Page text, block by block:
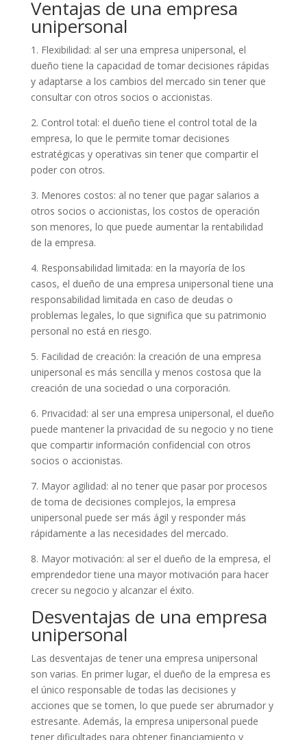
Ventajas de una empresa
unipersonal
1. Flexibilidad: al ser una empresa unipersonal, el
dueño tiene la capacidad de tomar decisiones rápidas
y adaptarse a los cambios del mercado sin tener que
consultar con otros socios o accionistas.
2. Control total: el dueño tiene el control total de la
empresa, lo que le permite tomar decisiones
estratégicas y operativas sin tener que compartir el
poder con otros.
3. Menores costos: al no tener que pagar salarios a
otros socios o accionistas, los costos de operación
son menores, lo que puede aumentar la rentabilidad
de la empresa.
4. Responsabilidad limitada: en la mayoría de los
casos, el dueño de una empresa unipersonal tiene una
responsabilidad limitada en caso de deudas o
problemas legales, lo que significa que su patrimonio
personal no está en riesgo.
5. Facilidad de creación: la creación de una empresa
unipersonal es más sencilla y menos costosa que la
creación de una sociedad o una corporación.
6. Privacidad: al ser una empresa unipersonal, el dueño
puede mantener la privacidad de su negocio y no tiene
que compartir información confidencial con otros
socios o accionistas.
7. Mayor agilidad: al no tener que pasar por procesos
de toma de decisiones complejos, la empresa
unipersonal puede ser más ágil y responder más
rápidamente a las necesidades del mercado.
8. Mayor motivación: al ser el dueño de la empresa, el
emprendedor tiene una mayor motivación para hacer
crecer su negocio y alcanzar el éxito.
Desventajas de una empresa
unipersonal
Las desventajas de tener una empresa unipersonal
son varias. En primer lugar, el dueño de la empresa es
el único responsable de todas las decisiones y
acciones que se tomen, lo que puede ser abrumador y
estresante. Además, la empresa unipersonal puede
tener dificultades para obtener financiamiento y